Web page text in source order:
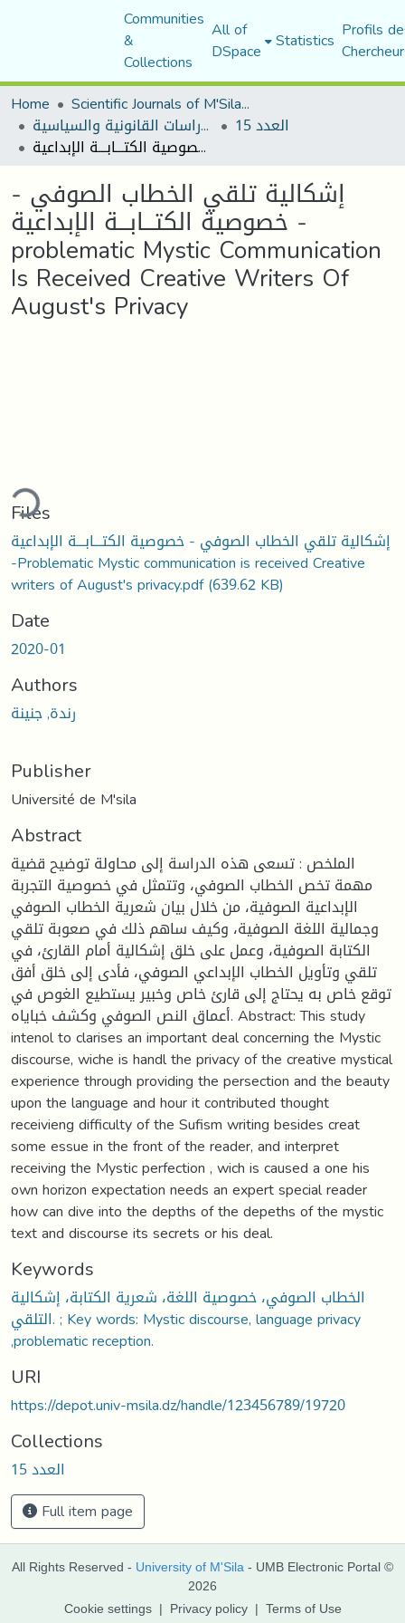
Communities
&
Collections
All of
DSpace Statistics Profils
Home
Scientific Journals of M'Sila University
مجلة الأستاذ الباحث للدراسات القانونية والسياسية العدد 15
إشكالية تلقي الخطاب الصوفي - خصوصية الكتـــابـــة الإبداعية -problematic Mystic Communication Is Received Creative Writers Of August's Privacy
إشكالية تلقي الخطاب الصوفي -
خصوصية الكتـــابـــة الإبداعية -
problematic Mystic Communication
Is Received Creative Writers Of
August's Privacy
Files
إشكالية تلقي الخطاب الصوفي - خصوصية الكتـــابـــة الإبداعية
-Problematic Mystic communication is received Creative
writers of August's privacy.pdf(639.62 KB)
Date
2020-01
Authors
رندة, جنينة
Publisher
Université de M'sila
Abstract
الملخص : تسعى هذه الدراسة إلى محاولة توضيح قضية
مهمة تخص الخطاب الصوفي، وتتمثل في خصوصية التجربة
الإبداعية الصوفية، من خلال بيان شعرية الخطاب الصوفي
وجمالية اللغة الصوفية، وكيف ساهم ذلك في صعوبة تلقي
الكتابة الصوفية، وعمل على خلق إشكالية أمام القارئ، في
تلقي وتأويل الخطاب الإبداعي الصوفي، فأدى إلى خلق أفق
توقع خاص به يحتاج إلى قارئ خاص وخبير يستطيع الغوص في
أعماق النص الصوفي وكشف خباياه. Abstract: This study
intenol to clarises an important deal concerning the Mystic
discourse, wiche is handl the privacy of the creative mystical
experience through providing the persection and the beauty
upon the language and hour it contributed thought
receivieng difficulty of the Sufism writing besides creat
some essue in the front of the reader, and interpret
receiving the Mystic perfection , wich is caused a one his
own horizon expectation needs an expert special reader
how can dive into the depths of the depeths of the mystic
text and discourse its secrets or his deal.
Keywords
الخطاب الصوفي، خصوصية اللغة، شعرية الكتابة، إشكالية
التلقي. ; Key words: Mystic discourse, language privacy
,problematic reception.
URI
https://depot.univ-msila.dz/handle/123456789/19720
Collections
العدد 15
Full item page
All Rights Reserved - University of M'Sila - UMB Electronic Portal ©
2026
Cookie settings | Privacy policy | Terms of Use